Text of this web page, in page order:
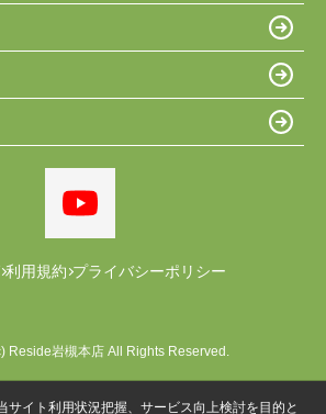
利用規約 プライバシーポリシー
Reside岩槻本店 All Rights Reserved.
サイト利用状況把握、サービス向上検討を目的と